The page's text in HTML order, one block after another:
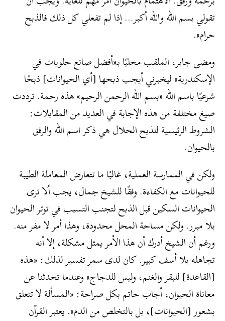
تقولي بسم الله والله أكبر… إذا لم تفعلي كل ذلك فالذبح
حرام».
ومضى جابر، الملقب محليًا بـ«أفضل صانع حلويات في
الإسكندرية» ليخبرني أيجب ذبحها [أي الحيوانات] ذبحًا
شرعيًا باسم الله «بسم الله الرحمن الرحيم» هذه رحمة. ترددت
صيغ مختلفة من هذه الإجابة في العديد من المقابلات:
الشروط الرئيسية للذبح الحلال هي ذكر اسم الله والرفق
بالحيوان.
ولكن في الممارسة العملية، غالبًا ما تتعارض المعاملة الطيبة
للحيوانات مع الكفاءة. وفقًا للشيخ جمال، يجب ألا ترى
الحيوانات السكين قبل الذبح لتجنب التسبب في توتر الحيوان
بلا مبرر. ولكن مساحة المحل محدودة، وهذا أمر لا مفر منه.
ورغم أن الشيخ أدرك أن هذا الأمر يمثل مشكلة، إلا أنه
تجاهله بلا أسف كبير. كان لدى سمر تفسير لذلك: «هذه
[القاعدة] للبقر والغنم، وليس للدجاج» وعندما تحدثنا عن
معاناة الحيوان، أجاب حاتم بكل صراحة: «المسألة لا تتعلق
بشعور [الحيوانات]، بل بالتخلص من الدم». يعتبر القرآن